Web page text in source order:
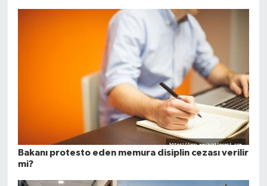
Bakanı protesto eden memura disiplin cezası verilir
mi?